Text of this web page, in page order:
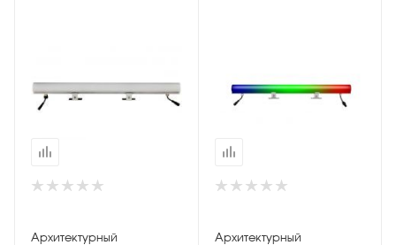
Архитектурный
Архитектурный